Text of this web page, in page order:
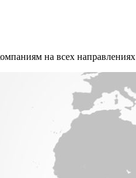
на всех направлениях